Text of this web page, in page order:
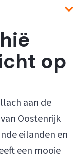
op
aan de
Oostenrijk
eilanden en
een mooie